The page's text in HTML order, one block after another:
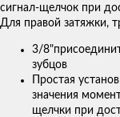
сигнал-щелчок при
Для правой затяжки,
3/
зубцов
Простая
значения
щелчки при